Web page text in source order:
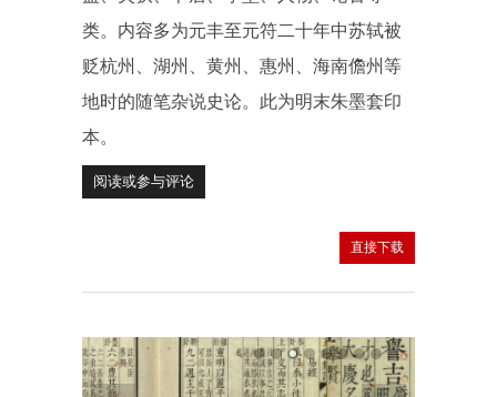
类。内容多为元丰至元符二十年中苏轼被
贬杭州、湖州、黄州、惠州、海南儋州等
地时的随笔杂说史论。此为明末朱墨套印
本。
阅读或参与评论
直接下载